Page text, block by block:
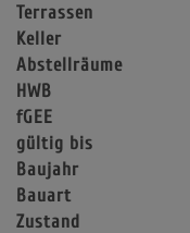
Terrassen
Keller
Abstellräume
HWB
fGEE
gültig bis
Baujahr
Bauart
Zustand